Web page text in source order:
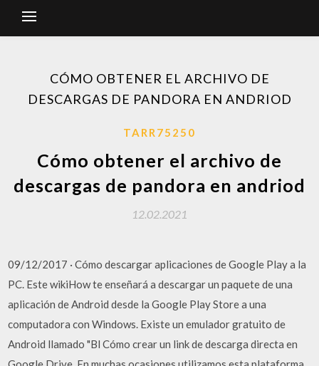
CÓMO OBTENER EL ARCHIVO DE
DESCARGAS DE PANDORA EN ANDRIOD
TARR75250
Cómo obtener el archivo de
descargas de pandora en andriod
12.02.2021
09/12/2017 · Cómo descargar aplicaciones de Google Play a la
PC. Este wikiHow te enseñará a descargar un paquete de una
aplicación de Android desde la Google Play Store a una
computadora con Windows. Existe un emulador gratuito de
Android llamado "Bl Cómo crear un link de descarga directa en